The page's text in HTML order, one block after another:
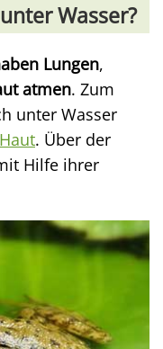
Wasser?
Lungen,
atmen. Zum
unter Wasser
Haut. Über der
Hilfe ihrer